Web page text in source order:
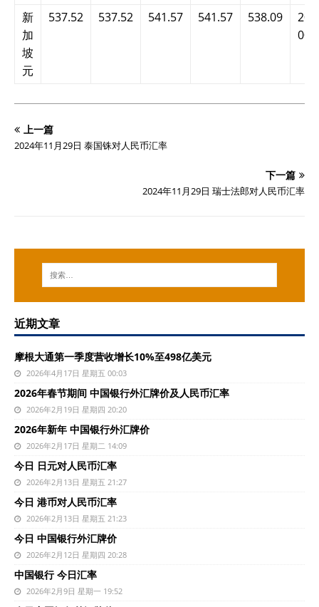
新
加
坡
元
537.52 537.52 541.57 541.57 538.09
上一篇
2024年11月29日 泰国铢对人民币汇率
下一篇
2024年11月29日 瑞士法郎对人民币汇率
近期文章
摩根大通第一季度营收增长10%至498亿美元
2026年4月17日 星期五 00:03
2026年春节期间 中国银行外汇牌价及人民币汇率
2026年2月19日 星期四 20:20
2026年新年 中国银行外汇牌价
2026年2月17日 星期二 14:09
今日 日元对人民币汇率
2026年2月13日 星期五 21:27
今日 港币对人民币汇率
2026年2月13日 星期五 21:23
今日 中国银行外汇牌价
2026年2月12日 星期四 20:28
中国银行 今日汇率
2026年2月9日 星期一 19:52